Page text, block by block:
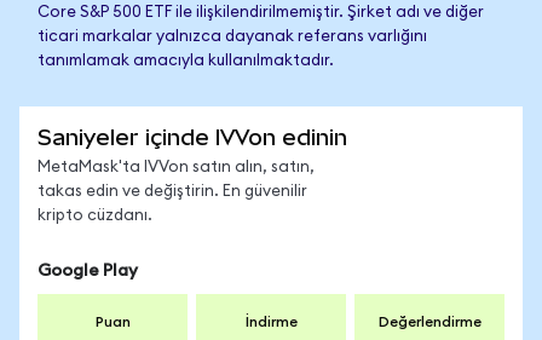
Core S&P 500 ETF ile ilişkilendirilmemiştir. Şirket adı ve diğer
ticari markalar yalnızca dayanak referans varlığını
tanımlamak amacıyla kullanılmaktadır.
Saniyeler içinde IVVon edinin
MetaMask'ta IVVon satın alın, satın,
takas edin ve değiştirin. En güvenilir
kripto cüzdanı.
Google Play
Puan İndirme Değerlendirme